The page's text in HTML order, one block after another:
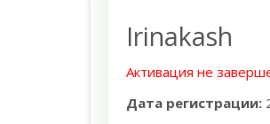
Irinakash
Активация не
Дата регистрации: